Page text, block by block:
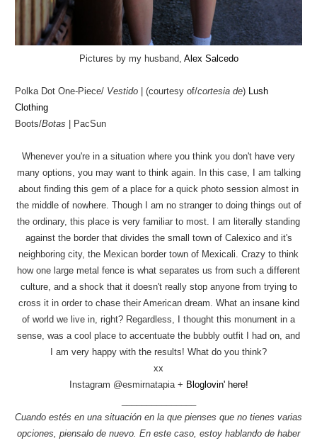
Pictures by my husband, Alex Salcedo
Polka Dot One-Piece/ Vestido | (courtesy of/cortesia de)
Lush
Clothing
Boots/Botas | PacSun
Whenever you're in a situation where you think you don't have very
many options, you may want to think again. In this case, I am talking
about finding this gem of a place for a quick photo session almost in
the middle of nowhere. Though I am no stranger to doing things out of
the ordinary, this place is very familiar to most. I am literally standing
against the border that divides the small town of Calexico and it's
neighboring city, the Mexican border town of Mexicali. Crazy to think
how one large metal fence is what separates us from such a different
culture, and a shock that it doesn't really stop anyone from trying to
cross it in order to chase their American dream. What an insane kind
of world we live in, right? Regardless, I thought this monument in a
sense, was a cool place to accentuate the bubbly outfit I had on, and
I am very happy with the results! What do you think?
xx
Instagram @esmirnatapia + Bloglovin' here!
Cuando estés en una situación en la que pienses que no tienes varias
opciones, piensalo de nuevo. En este caso, estoy hablando de haber